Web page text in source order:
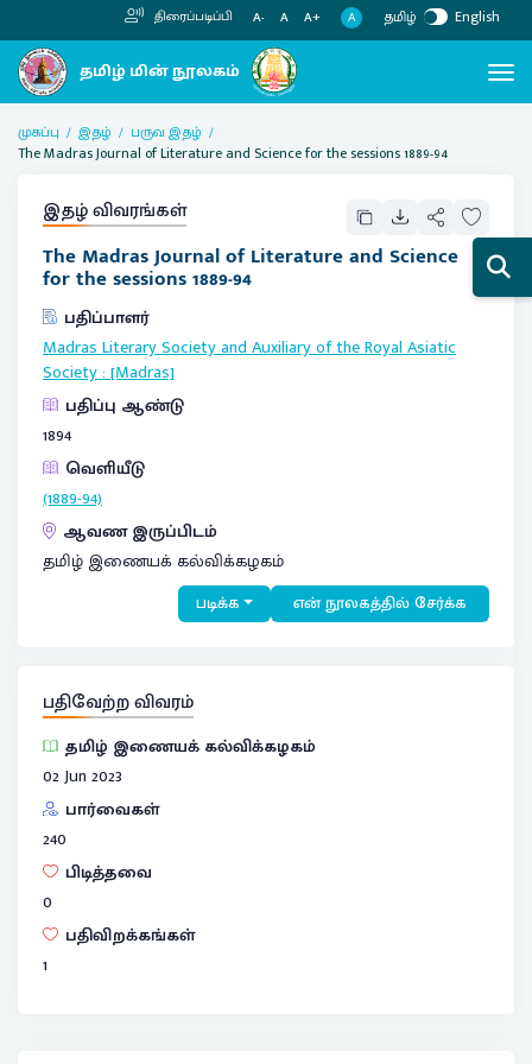
திரைப்படிப்பி A- A A+ A தமிழ் English
முகப்பு இதழ்
பருவ இதழ்
The Madras Journal of Literature and Science for the sessions 1889-94
இதழ் விவரங்கள்
The Madras Journal of Literature and Science
for the sessions 1889-94
பதிப்பாளர்
Madras Literary Society and Auxiliary of the Royal Asiatic
Society:[Madras]
பதிப்பு ஆண்டு
1894
வெளியீடு
(1889-94)
ஆவண இருப்பிடம்
தமிழ் இணையக் கல்விக்கழகம்
படிக்க என் நூலகத்தில் சேர்க்க
பதிவேற்ற விவரம்
தமிழ் இணையக் கல்விக்கழகம்
02 Jun 2023
பார்வைகள்
240
பிடித்தவை
0
பதிவிறக்கங்கள்
1